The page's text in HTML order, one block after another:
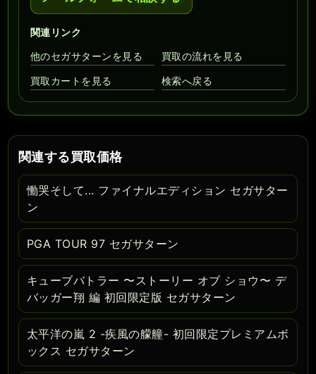
関連リンク
他のセガサターンを見る
買取の流れを見る
買取カートを見る 検索へ戻る
関連する買取価格
慟哭そして... ファイナルエディション セガサター
ン
PGA TOUR 97 セガサターン
キューブバトラー 〜ストーリー オブ ショウ〜 デ
バッガー翔 編 初回限定版 セガサターン
太平洋の嵐 2 -疾風の艨艟- 初回限定プレミアムボ
ックス セガサターン